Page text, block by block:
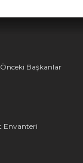
Önceki Başkanlar
Envanteri